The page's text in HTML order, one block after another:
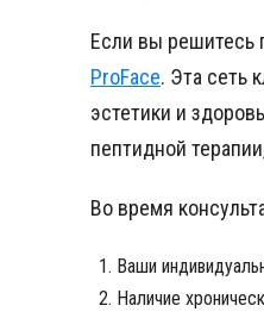
Если вы решитесь
ProFace. Эта сеть
эстетики и
пептидной
Во время
Ваши
Наличие